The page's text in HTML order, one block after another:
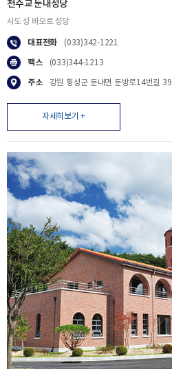
천주교 둔내성당
사도 성 바오로 성당
대표전화 (033)342-1221
팩스 (033)344-1213
주소 강원 횡성군 둔내면 둔방로14번길 39
자세히보기 +